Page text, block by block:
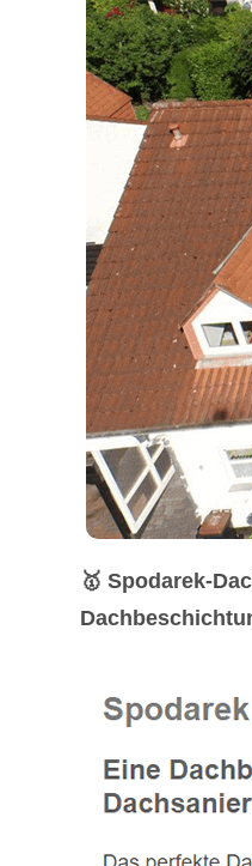
🥇 Spodarek-